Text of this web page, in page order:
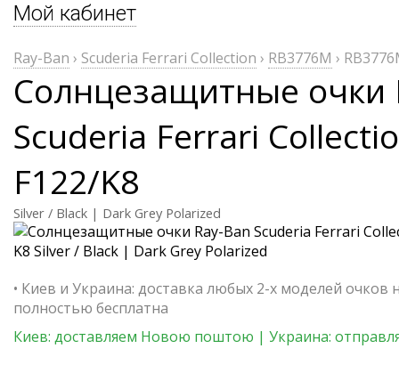
Мой кабинет
Ray-Ban › Scuderia Ferrari Collection › RB3776M ›
Солнцезащитные очки
Scuderia Ferrari
F122/K8
Silver / Black | Dark Grey Polarized
• Киев и Украина: доставка любых 2-х моделей очков
полностью бесплатна
Киев: доставляем Новою поштою | Украина: